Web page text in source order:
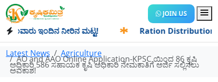
JOIN US
ಇಂದಿನ ನೀರಿನ ಮಟ್ಟ! Ration Distribution-
Latest News Agriculture
AO and AAO Online Application-KPSC ಯಿಂದ 86 ಕೃಷಿ
ಅಧಿಕಾರಿ 586 ಸಹಾಯಕ ಕೃಷಿ ಅಧಿಕಾರಿ ನೇಮಕಾತಿಗೆ ಅರ್ಜಿ ಸಲ್ಲಿಸಲು
ಅವಕಾಶ!